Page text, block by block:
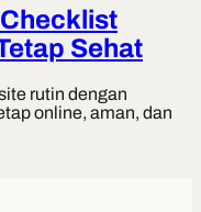
Sehat
rutin dengan
online, aman, dan